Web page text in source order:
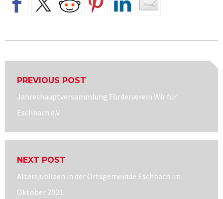
PREVIOUS POST
Previous
post:
Jahreshauptversammlung Förderverein Wir für
Eschbach e.V.
NEXT POST
Next
post:
Altersjubiläen in der Ortsgemeinde Eschbach im
Oktober 2021